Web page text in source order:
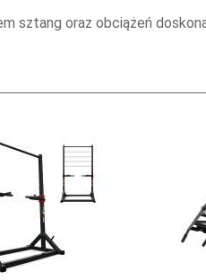
sztang oraz obciążeń